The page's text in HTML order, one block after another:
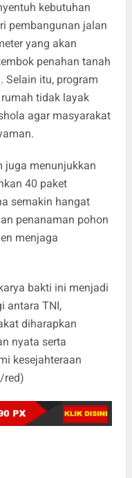
kebutuhan
pembangunan jalan
yang akan
penahan tanah
Selain itu, program
tidak layak
agar masyarakat
juga menunjukkan
40 paket
semakin hangat
penanaman pohon
menjaga
bakti ini menjadi
antara TNI,
diharapkan
nyata serta
kesejahteraan
red)